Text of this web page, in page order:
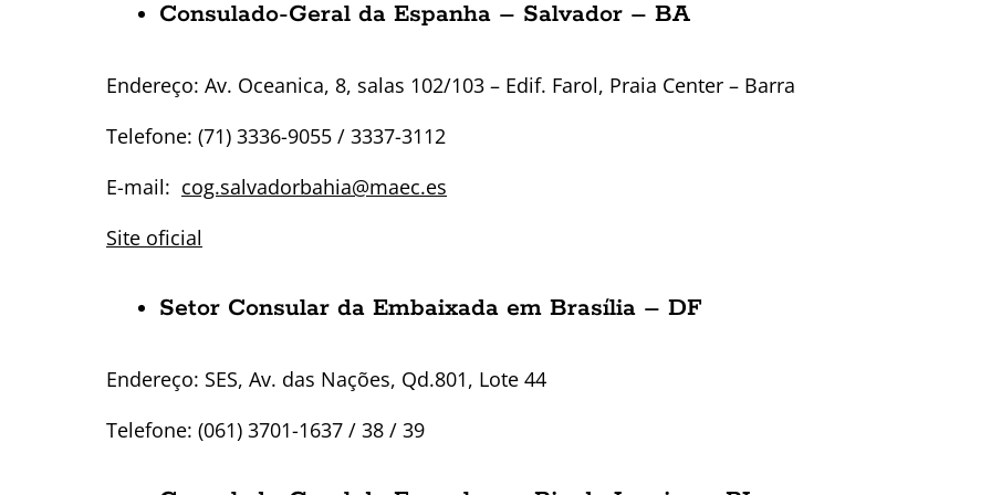
Consulado-Geral da Espanha – Salvador – BA
Endereço: Av. Oceanica, 8, salas 102/103 – Edif. Farol, Praia Center – Barra
Telefone: (71) 3336-9055 / 3337-3112
E-mail: cog.salvadorbahia@maec.es
Site oficial
Setor Consular da Embaixada em Brasília – DF
Endereço: SES, Av. das Nações, Qd.801, Lote 44
Telefone: (061) 3701-1637 / 38 / 39